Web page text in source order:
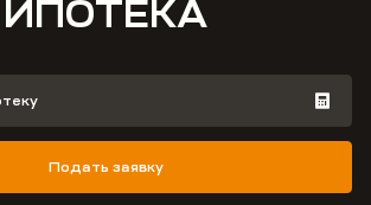
ИПОТЕКА
Подать заявку